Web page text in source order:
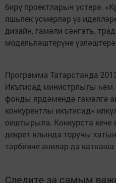
бирү проектларын үстерә.
яшьлек үсмерләр үз
дизайн, гамәли сәнгать,
модельләштерүне
Программа Татарстанда
Икътисад министрлыгы
фонды ярдәмендә гамәлгә
конкурентлы икътисад»
оештырыла. Конкурста кече
декрет ялында торучы
тәрбияче әниләр дә катнаша
Следите за самым